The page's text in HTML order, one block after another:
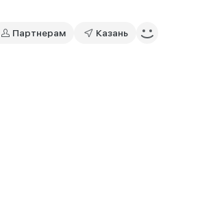
Партнерам Казань